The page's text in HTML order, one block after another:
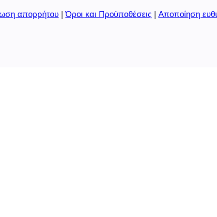
απορρήτου |Όροι και Προϋποθέσεις | Αποποίηση